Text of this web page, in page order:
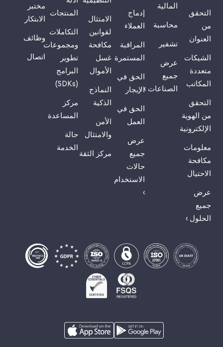
التحقق
من
العنوان
الشيكات
متعددة
المكاتب
التحقق
من الهوية
الإلكترونية
معلومات
مكافحة
الاحتيال
عرض
جميع
الحلول ›
المالية
محاسبة
تشفير
عرض
جميع
الصناعات ›
إدماج
العملاء
المراقبة
المستمرة
الحق في
الإيجار
الحق في
العمل
عرض
جميع
حالات
الاستخدام
›
الامتثال
لقوانين
مكافحة
غسل
الأموال
النماذج
الذكية
الأمن
والامتثال
مركز الثقة
المنتجات
التكاملات
ومجموعات
تطوير
البرامج
(SDKs)
مركز
المساعدة
حالة
الخدمة
مختبر
الابتكار
وظائف
اتصال